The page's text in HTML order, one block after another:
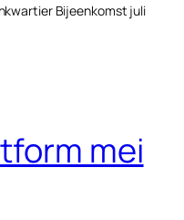
Bijeenkomst juli
mei